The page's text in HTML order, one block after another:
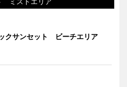
クサンセット ビーチエリア